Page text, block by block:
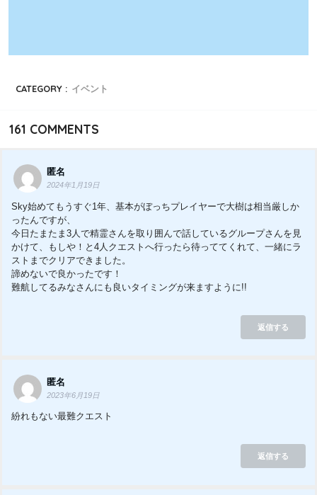
CATEGORY : イベント
161 COMMENTS
匿名
2024年1月19日
Sky始めてもうすぐ1年、基本がぼっちプレイヤーで大樹は相当厳しか
ったんですが、
今日たまたま3人で精霊さんを取り囲んで話しているグループさんを見
かけて、もしや！と4人クエストへ行ったら待っててくれて、一緒にラ
ストまでクリアできました。
諦めないで良かったです！
難航してるみなさんにも良いタイミングが来ますように!!
返信する
匿名
2023年6月19日
紛れもない最難クエスト
返信する